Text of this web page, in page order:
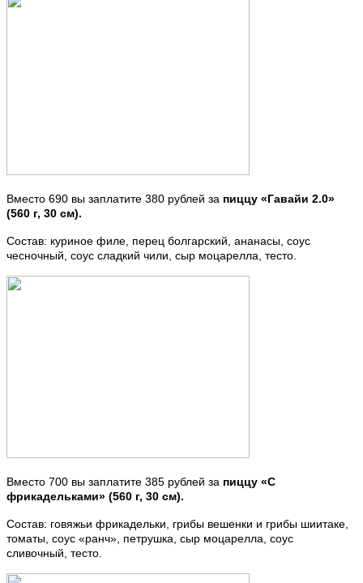
Вместо 690 вы заплатите 380 рублей за пиццу «Гавайи 2.0»
(560 г, 30 см).
Состав: куриное филе, перец болгарский, ананасы, соус
чесночный, соус сладкий чили, сыр моцарелла, тесто.
Вместо 700 вы заплатите 385 рублей за пиццу «С
фрикадельками» (560 г, 30 см).
Состав: говяжьи фрикадельки, грибы вешенки и грибы шиитаке,
томаты, соус «ранч», петрушка, сыр моцарелла, соус
сливочный, тесто.